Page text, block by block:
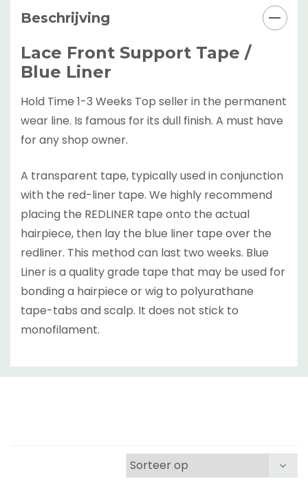
Beschrijving
Lace Front Support Tape /
Blue Liner
Hold Time 1-3 Weeks Top seller in the permanent
wear line. Is famous for its dull finish. A must have
for any shop owner.
A transparent tape, typically used in conjunction
with the red-liner tape. We highly recommend
placing the REDLINER tape onto the actual
hairpiece, then lay the blue liner tape over the
redliner. This method can last two weeks. Blue
Liner is a quality grade tape that may be used for
bonding a hairpiece or wig to polyurathane
tape-tabs and scalp. It does not stick to
monofilament.